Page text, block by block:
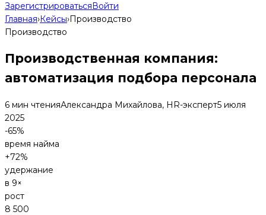
ЗарегистрироватьсяВойти
Главная›Кейсы›Производство
Производство
Производственная компания:
автоматизация подбора персонала
6 мин чтенияАлександра Михайлова, HR-эксперт5 июля
2025
-65%
время найма
+72%
удержание
в 9×
рост
8 500